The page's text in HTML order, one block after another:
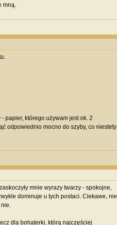
mną.
papier, którego używam jest ok. 2
odpowiednio mocno do szyby, co niestety
mnie wyrazy twarzy - spokojne,
dominuje u tych postaci. Ciekawe, nie
dla bohaterki, którą najczęściej